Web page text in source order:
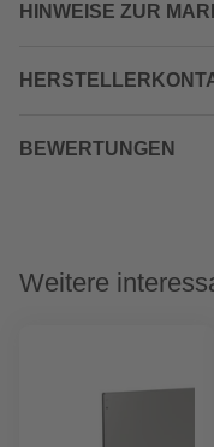
HINWEISE ZUR
BEWERTUNGEN
Weitere